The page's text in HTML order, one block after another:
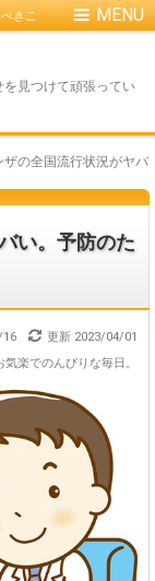
きこ
見つけて頑張ってい
ザの全国流行状況がヤ
い。予防のた
16 更新 2023/04/01
気楽でのんびりな毎日。